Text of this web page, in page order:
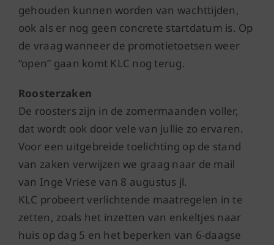
gehouden kunnen worden van wachttijden,
ook als er nog geen concrete startdatum is. Op
de vraag wanneer de promotietoetsen weer
“open” gaan komt KLC nog terug.
Roosterzaken
De roosters zijn in de zomermaanden voller,
dat wordt ook door vele van jullie zo ervaren.
Voor een uitgebreide toelichting op de stand
van zaken verwijzen we graag naar de mail
van Inge Vriese van 8 augustus jl.
KLC probeert verlichtende maatregelen in te
zetten, zoals het inzetten van enkeltjes naar
huis op dag 5 en het beperken van 6-daagse